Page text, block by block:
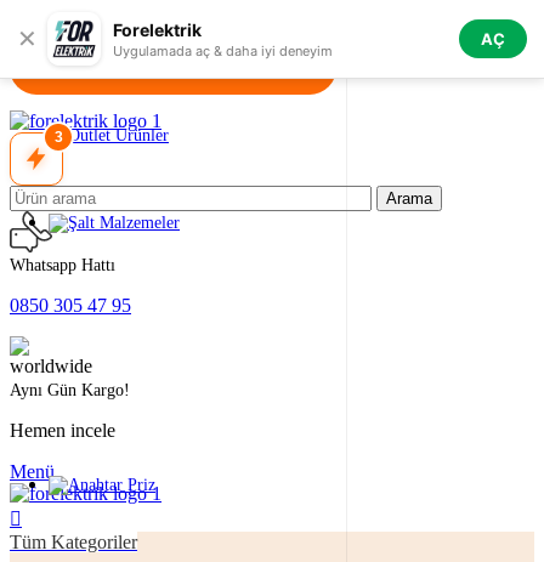
✕ Forelektrik
Uygulamada aç & daha iyi deneyim
AÇ
Skip to navigation Skip to main content
3
Arama
Whatsapp Hattı
0850 305 47 95
Aynı Gün Kargo!
Hemen incele
Menü
Tüm Kategoriler